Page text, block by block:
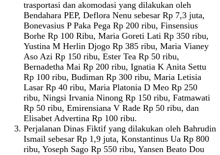
trasportasi dan akomodasi yang dilakukan oleh
Bendahara PEP, Deflora Nenu sebesar Rp 7,3 juta,
Bonevasius P Paka Pega Rp 200 ribu, Finsensius
Borhe Rp 100 Ribu, Maria Goreti Lati Rp 350 ribu,
Yustina M Herlin Djogo Rp 385 ribu, Maria Vianey
Aso Azi Rp 150 ribu, Ester Tea Rp 50 ribu,
Bernadetha Mai Rp 200 ribu, Ignatia K Anita Settu
Rp 100 ribu, Budiman Rp 300 ribu, Maria Letisia
Lasar Rp 40 ribu, Maria Platonia D Meo Rp 250
ribu, Ningsi Irvania Ninong Rp 150 ribu, Fatmawati
Rp 50 ribu, Emirensiana V Rade Rp 50 ribu, dan
Elisabet Advertina Rp 100 ribu.
Perjalanan Dinas Fiktif yang dilakukan oleh Bahrudin
Ismail sebesar Rp 1,9 juta, Konstantinus Ua Rp 800
ribu, Yoseph Sago Rp 550 ribu, Yansen Beato Dou